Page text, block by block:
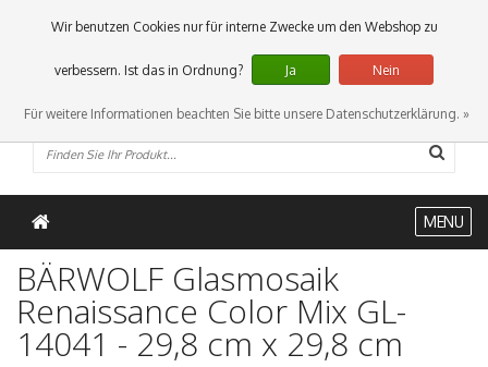
0 Artikel
MENU
BÄRWOLF Glasmosaik
Renaissance Color Mix GL-
14041 - 29,8 cm x 29,8 cm
Wir benutzen Cookies nur für interne Zwecke um den Webshop zu
verbessern. Ist das in Ordnung? Ja Nein
Für weitere Informationen beachten Sie bitte unsere Datenschutzerklärung. »